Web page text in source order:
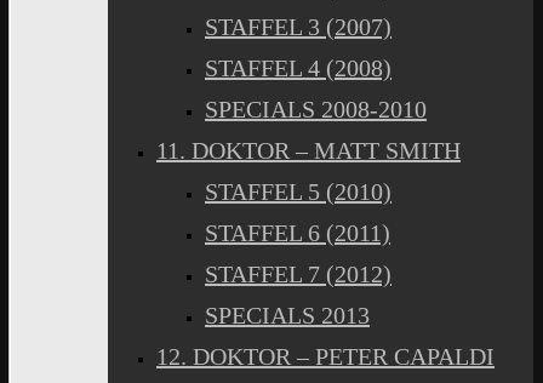
STAFFEL 3 (2007)
STAFFEL 4 (2008)
SPECIALS 2008-2010
11. DOKTOR – MATT SMITH
STAFFEL 5 (2010)
STAFFEL 6 (2011)
STAFFEL 7 (2012)
SPECIALS 2013
12. DOKTOR – PETER CAPALDI